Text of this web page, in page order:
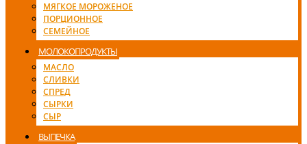
МЯГКОЕ МОРОЖЕНОЕ
ПОРЦИОННОЕ
СЕМЕЙНОЕ
МОЛОКОПРОДУКТЫ
МАСЛО
СЛИВКИ
СПРЕД
СЫРКИ
СЫР
ВЫПЕЧКА